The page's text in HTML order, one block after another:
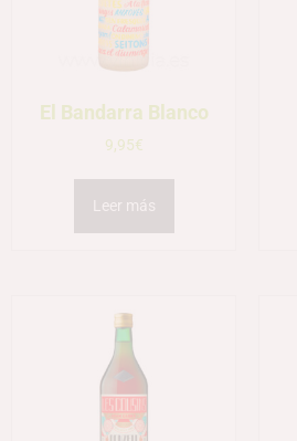
El Bandarra Blanco
9,95€
Leer más